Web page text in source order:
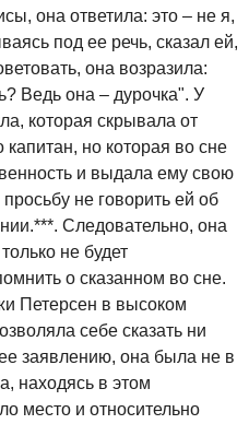
она ответила: это – не я,
под ее речь, сказал ей,
она возразила:
Ведь она – дурочка". У
которая скрывала от
капитан, но которая во сне
и выдала ему свою
не говорить ей об
Следовательно, она
не будет
о сказанном во сне.
Петерсен в высоком
себе сказать ни
заявлению, она была не в
находясь в этом
место и относительно